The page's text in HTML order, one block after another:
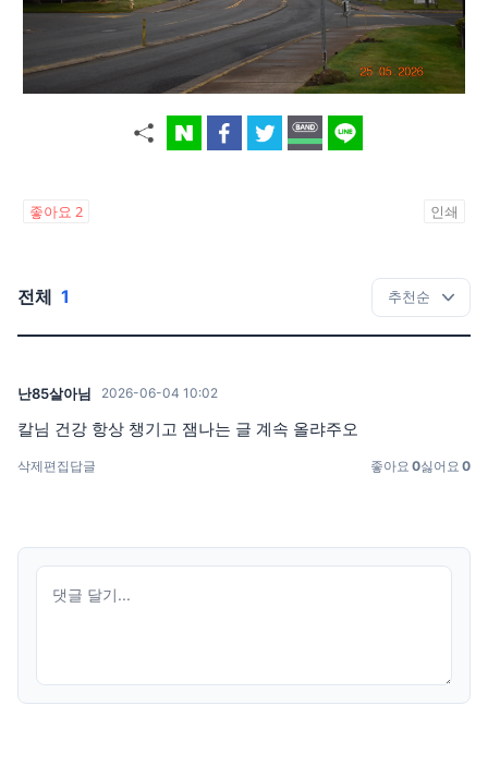
좋아요 2 인쇄
전체 1
난85살아님 2026-06-04 10:02
칼님 건강 항상 챙기고 잼나는 글 계속 올랴주오
삭제편집 답글 좋아요 0싫어요 0